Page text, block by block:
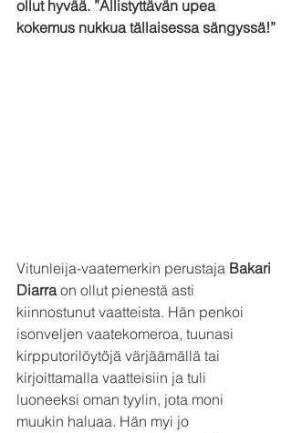
ollut hyvää. ”Ällistyttävän upea
kokemus nukkua tällaisessa sängyssä!”
Vitunleija-vaatemerkin perustaja Bakari
Diarra on ollut pienestä asti
kiinnostunut vaatteista. Hän penkoi
isonveljen vaatekomeroa, tuunasi
kirpputorilöytöjä värjäämällä tai
kirjoittamalla vaatteisiin ja tuli
luoneeksi oman tyylin, jota moni
muukin haluaa. Hän myi jo